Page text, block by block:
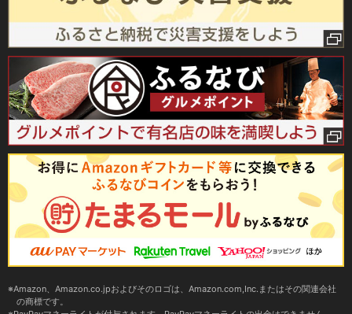
Amazon、Amazon.co.jpおよびそのロゴは、Amazon.com,Inc.またはその関連会社
の商標です。